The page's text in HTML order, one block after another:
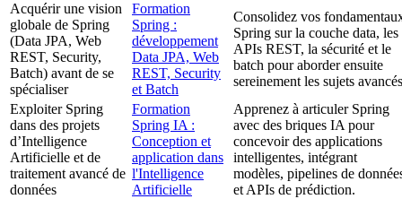
Acquérir une vision
globale de Spring
(Data JPA, Web
REST, Security,
Batch) avant de se
spécialiser
Formation
Spring :
développement
Data JPA, Web
REST, Security
et Batch
Consolidez vos
Spring sur la couche data, les
APIs REST, la sécurité et le
batch pour aborder ensuite
sereinement les sujets
Exploiter Spring
dans des projets
d’Intelligence
Artificielle et de
traitement avancé de
données
Formation
Spring IA :
Conception et
application dans
l'Intelligence
Artificielle
Apprenez à articuler Spring
avec des briques IA pour
concevoir des applications
intelligentes, intégrant
modèles, pipelines de
et APIs de prédiction.